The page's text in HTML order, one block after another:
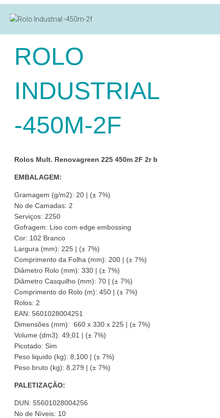
ROLO
INDUSTRIAL
-450M-2F
Rolos Mult. Renovagreen 225 450m 2F 2r b
EMBALAGEM:
Gramagem (g/m2): 20 | (± 7%)
No de Camadas: 2
Serviços: 2250
Gofragem: Liso com edge embossing
Cor: 102 Branco
Largura (mm): 225 | (± 7%)
Comprimento da Folha (mm): 200 | (± 7%)
Diâmetro Rolo (mm): 330 | (± 7%)
Diâmetro Casquilho (mm): 70 | (± 7%)
Comprimento do Rolo (m): 450 | (± 7%)
Rolos: 2
EAN: 5601028004251
Dimensões (mm): 660 x 330 x 225 | (± 7%)
Volume (dm3): 49,01 | (± 7%)
Picotado: Sim
Peso liquido (kg): 8,100 | (± 7%)
Peso bruto (kg): 8,279 | (± 7%)
PALETIZAÇÃO:
DUN: 55601028004256
No de Níveis: 10